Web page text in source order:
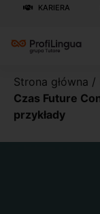
KARIERA
Strona główna /
Czas Future
przykłady